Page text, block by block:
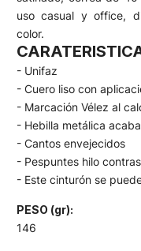
uso casual y office,
color.
- Unifaz
- Cuero liso con
- Marcación Vélez al
- Hebilla metálica
- Cantos envejecidos
- Pespuntes hilo
- Este cinturón se
PESO (gr):
146